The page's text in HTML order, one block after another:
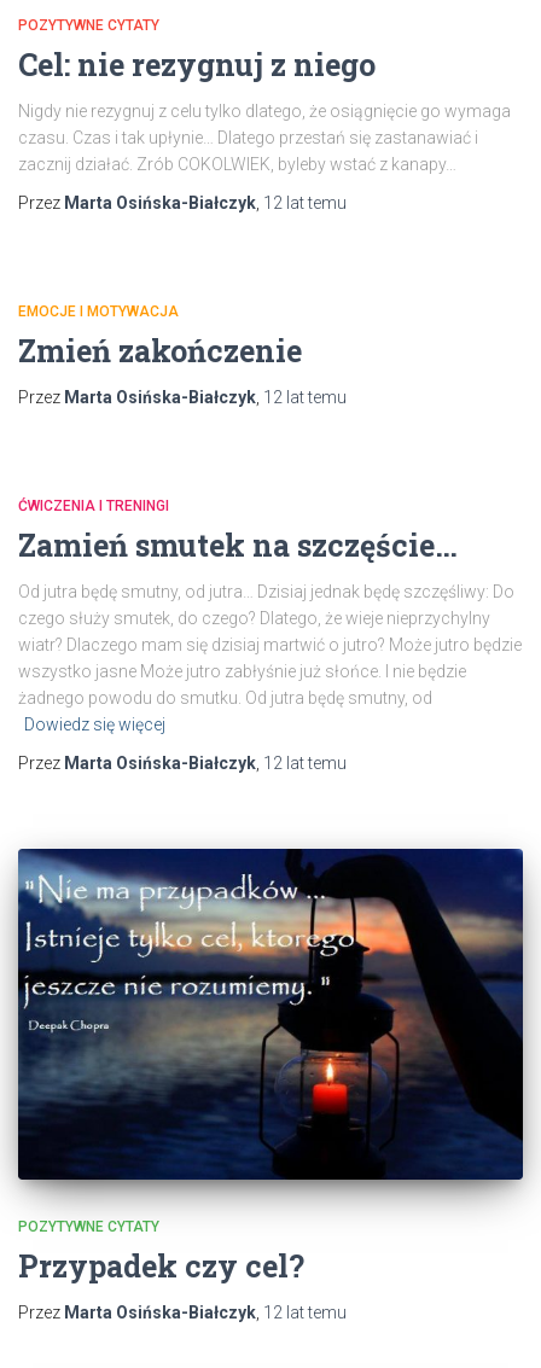
POZYTYWNE CYTATY
Cel: nie rezygnuj z niego
Nigdy nie rezygnuj z celu tylko dlatego, że osiągnięcie go wymaga
czasu. Czas i tak upłynie… Dlatego przestań się zastanawiać i
zacznij działać. Zrób COKOLWIEK, byleby wstać z kanapy…
Przez Marta Osińska-Białczyk 12 lattemu
EMOCJE I MOTYWACJA
Zmień zakończenie
Przez Marta Osińska-Białczyk 12 lattemu
ĆWICZENIA I TRENINGI
Zamień smutek na szczęście…
Od jutra będę smutny, od jutra… Dzisiaj jednak będę szczęśliwy: Do
czego służy smutek, do czego? Dlatego, że wieje nieprzychylny
wiatr? Dlaczego mam się dzisiaj martwić o jutro? Może jutro będzie
wszystko jasne Może jutro zabłyśnie już słońce. I nie będzie
żadnego powodu do smutku. Od jutra będę smutny, od
Dowiedz się więcej
Przez Marta Osińska-Białczyk 12 lattemu
POZYTYWNE CYTATY
Przypadek czy cel?
Przez Marta Osińska-Białczyk 12 lattemu